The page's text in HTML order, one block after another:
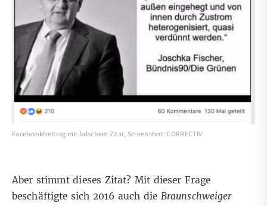
Facebookbeitrag mit falschem Zitat, Screenshot: CORRECTIV
Aber stimmt dieses Zitat? Mit dieser Frage
beschäftigte sich 2016 auch die Braunschweiger